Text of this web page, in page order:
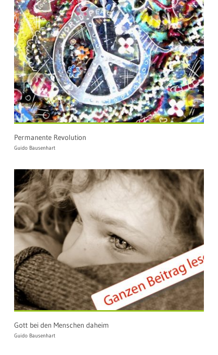
Permanente Revolution
Guido Bausenhart
Gott bei den Menschen daheim
Guido Bausenhart